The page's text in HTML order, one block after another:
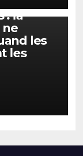
: la
les
les